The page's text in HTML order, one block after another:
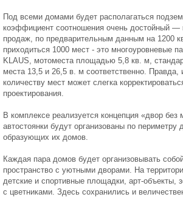
Под всеми домами будет располагаться
коэффициент соотношения очень достойный
продаж, по предварительным данным на 1200
приходиться 1000 мест - это многоуровневые
KLAUS, мотоместа площадью 5,8 кв. м,
места 13,5 и 26,5 в. м соответственно.
количеству мест может слегка
проектирования.
В комплексе реализуется концепция «двор
автостоянки будут организованы по периметру
образующих их домов.
Каждая пара домов будет организовывать
пространство с уютными дворами. На
детские и спортивные площадки, арт-объекты,
с цветниками. Здесь сохранились и